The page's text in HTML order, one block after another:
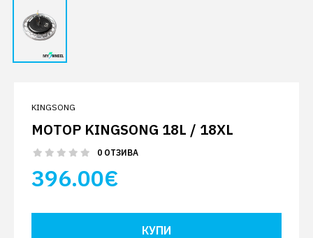
KINGSONG
МОТОР KINGSONG 18L / 18XL
0 ОТЗИВА
396.00€